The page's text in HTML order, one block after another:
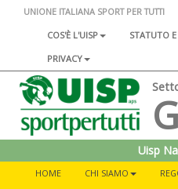
UNIONE ITALIANA SPORT PER TUTTI
COS'È L'UISP
STATUTO
PRIVACY
Uisp
HOME CHI SIAMO